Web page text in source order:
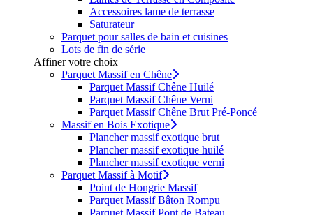
Accessoires lame de terrasse
Saturateur
Parquet pour salles de bain et cuisines
Lots de fin de série
Affiner votre choix
Parquet Massif en Chêne
Parquet Massif Chêne Huilé
Parquet Massif Chêne Verni
Parquet Massif Chêne Brut Pré-Poncé
Massif en Bois Exotique
Plancher massif exotique brut
Plancher massif exotique huilé
Plancher massif exotique verni
Parquet Massif à Motif
Point de Hongrie Massif
Parquet Massif Bâton Rompu
Parquet Massif Pont de Bateau